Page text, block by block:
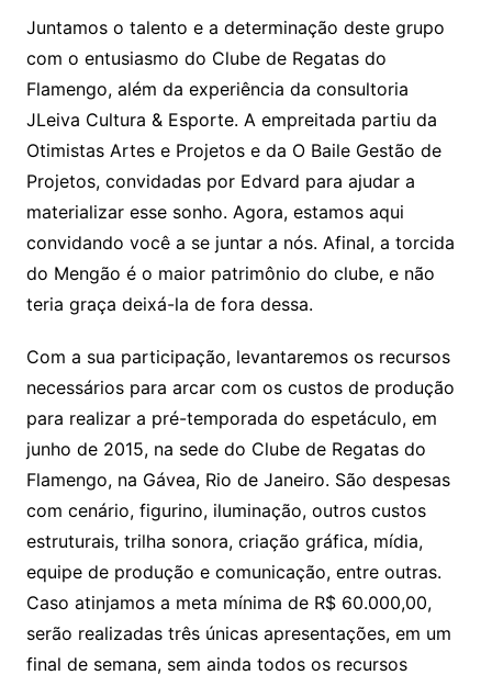
Juntamos o talento e a determinação deste grupo
com o entusiasmo do Clube de Regatas do
Flamengo, além da experiência da consultoria
JLeiva Cultura & Esporte. A empreitada partiu da
Otimistas Artes e Projetos e da O Baile Gestão de
Projetos, convidadas por Edvard para ajudar a
materializar esse sonho. Agora, estamos aqui
convidando você a se juntar a nós. Afinal, a torcida
do Mengão é o maior patrimônio do clube, e não
teria graça deixá-la de fora dessa.
Com a sua participação, levantaremos os recursos
necessários para arcar com os custos de produção
para realizar a pré-temporada do espetáculo, em
junho de 2015, na sede do Clube de Regatas do
Flamengo, na Gávea, Rio de Janeiro. São despesas
com cenário, figurino, iluminação, outros custos
estruturais, trilha sonora, criação gráfica, mídia,
equipe de produção e comunicação, entre outras.
Caso atinjamos a meta mínima de R$ 60.000,00,
serão realizadas três únicas apresentações, em um
final de semana, sem ainda todos os recursos